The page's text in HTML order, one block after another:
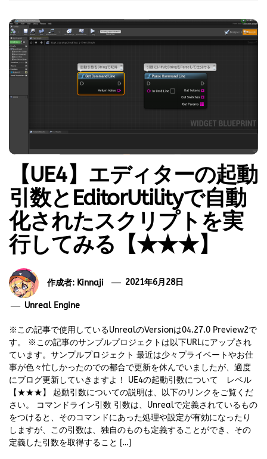
【UE4】エディターの起動
引数とEditorUtilityで自動
化されたスクリプトを実
行してみる【★★★】
作成者: Kinnaji 2021年6月28日
Unreal Engine
※この記事で使用しているUnrealのVersionは04.27.0 Preview2で
す。 ※この記事のサンプルプロジェクトは以下URLにアップされ
ています。サンプルプロジェクト 最近は少々プライベートやお仕
事が色々忙しかったのでの都合で更新を休んでいましたが、適度
にブログ更新していきますよ！ UE4の起動引数について レベル
【★★★】 起動引数についての説明は、以下のリンクをご覧くだ
さい。 コマンドライン引数 引数は、Unrealで定義されているもの
をつけると、そのコマンドにあった処理や設定が有効になったり
しますが、この引数は、独自のものも定義することができ、その
定義した引数を取得すること […]